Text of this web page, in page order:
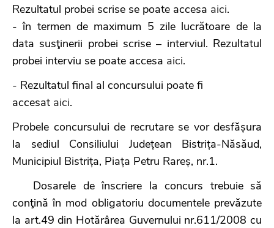
Rezultatul probei scrise se poate accesa aici.
- în termen de maximum 5 zile lucrătoare de la
data susţinerii probei scrise – interviul. Rezultatul
probei interviu se poate accesa aici.
- Rezultatul final al concursului poate fi
accesat aici.
Probele concursului de recrutare se vor desfășura
la sediul Consiliului Județean Bistrița-Năsăud,
Municipiul Bistrița, Piața Petru Rareș, nr.1.
Dosarele de înscriere la concurs trebuie să
conţină în mod obligatoriu documentele prevăzute
la art.49 din Hotărârea Guvernului nr.611/2008 cu